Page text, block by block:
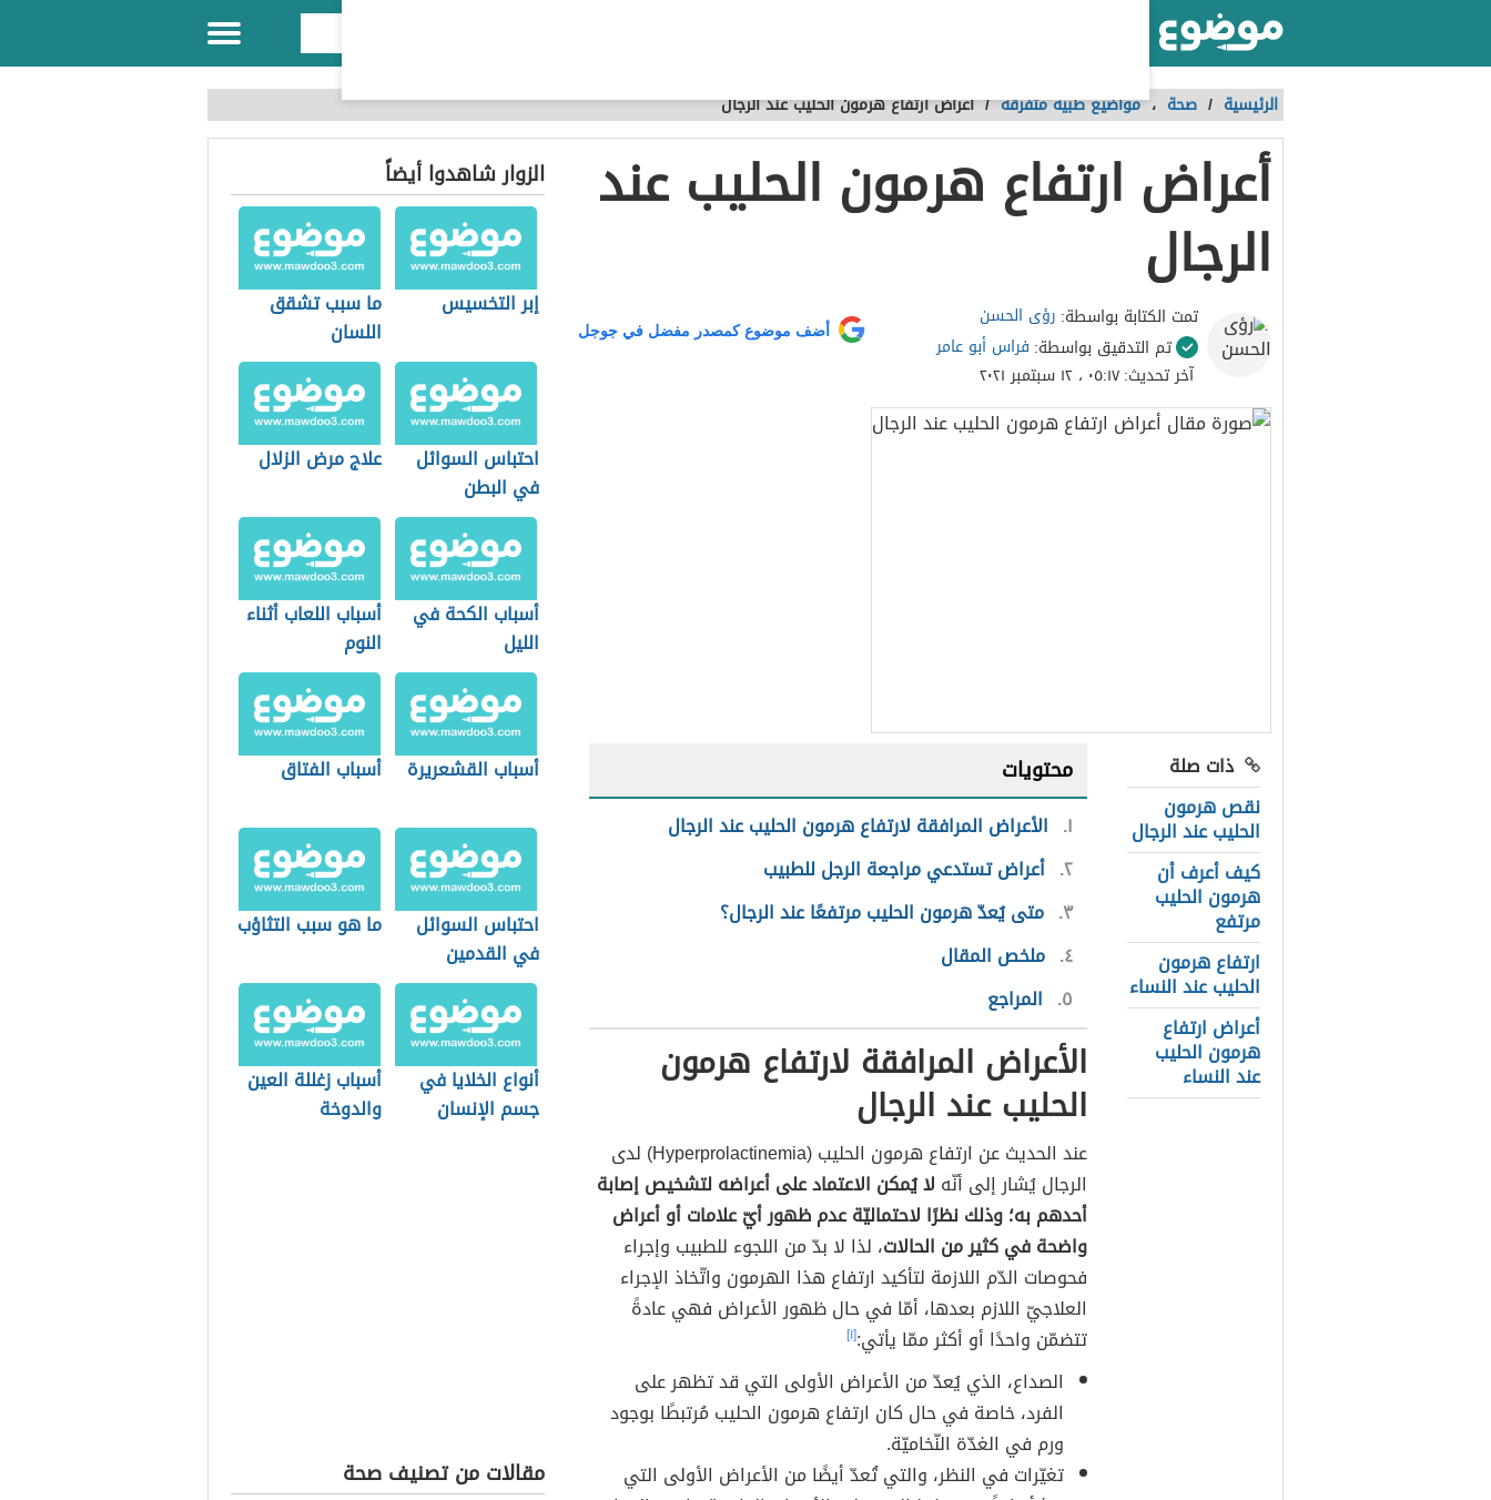
الرئيسية / صحة ،مواضيع طبية متفرقة /أعراض ارتفاع هرمون الحليب عند الرجال
أعراض ارتفاع هرمون الحليب عند
الرجال
تمت الكتابة بواسطة: رؤى الحسن
تم التدقيق بواسطة: فراس أبو عامر
آخر تحديث:٠٥:١٧ ، ١٢ سبتمبر ٢٠٢١
أضف موضوع كمصدر مفضل في جوجل
ذات صلة
نقص هرمون
الحليب عند الرجال
كيف أعرف أن
هرمون الحليب
مرتفع
ارتفاع هرمون
الحليب عند النساء
أعراض ارتفاع
هرمون الحليب
عند النساء
محتويات
١ الأعراض المرافقة لارتفاع هرمون الحليب عند الرجال
٢ أعراض تستدعي مراجعة الرجل للطبيب
٣ متى يُعدّ هرمون الحليب مرتفعًا عند الرجال؟
٤ ملخص المقال
٥ المراجع
الأعراض المرافقة لارتفاع هرمون
الحليب عند الرجال
عند الحديث عن ارتفاع هرمون الحليب (Hyperprolactinemia) لدى
الرجال يُشار إلى أنّه لا يُمكن الاعتماد على أعراضه لتشخيص إصابة
أحدهم به؛ وذلك نظرًا لاحتماليّة عدم ظهور أيّ علامات أو أعراض
واضحة في كثير من الحالات، لذا لا بدّ من اللجوء للطبيب وإجراء
فحوصات الدّم اللازمة لتأكيد ارتفاع هذا الهرمون واتّخاذ الإجراء
العلاجيّ اللازم بعدها، أمّا في حال ظهور الأعراض فهي عادةً
تتضمّن واحدًا أو أكثر ممّا يأتي:[١]
الصداع، الذي يُعدّ من الأعراض الأولى التي قد تظهر على
الفرد، خاصة في حال كان ارتفاع هرمون الحليب مُرتبطًا بوجود
ورم في الغدّة النّخاميّة.
تغيّرات في النظر، والتي تُعدّ أيضًا من الأعراض الأولى التي
الزوار شاهدوا أيضاً
إبر التخسيس
ما سبب تشقق
اللسان
احتباس السوائل
في البطن
علاج مرض الزلال
أسباب الكحة في
الليل
أسباب اللعاب أثناء
النوم
أسباب القشعريرة أسباب الفتاق
احتباس السوائل
في القدمين
ما هو سبب التثاؤب
أنواع الخلايا في
جسم الإنسان
أسباب زغللة العين
والدوخة
مقالات من تصنيف صحة